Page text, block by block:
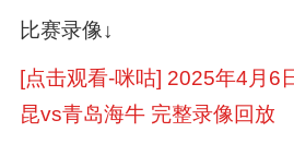
比赛录像↓
[点击观看-咪咕] 2025年4月6
昆vs青岛海牛 完整录像回放